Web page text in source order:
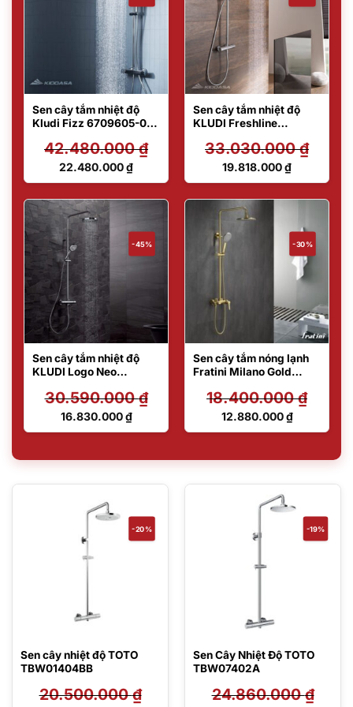
Sen cây tắm nhiệt độ
Kludi Fizz 6709605-00
42.480.000₫
Giá
42.480.000 ₫.
22.480.000₫
Giá
tại
là:
22.480.000 ₫.
Sen cây tắm nhiệt độ
KLUDI Freshline
Germany
33.030.000₫
Giá
33.030.000 ₫.
19.818.000₫
Giá
19.818.000 ₫.
-45%
Sen cây tắm nhiệt độ
KLUDI Logo Neo
30.590.000₫
Giá
16.830.000₫
Giá
-30%
Sen cây tắm nóng lạnh
Fratini Milano Gold
18.400.000₫
Giá
12.880.000₫
Giá
-20%
Sen cây nhiệt độ TOTO
TBW01404BB
20.500.000₫
-19%
Sen Cây Nhiệt Độ TOTO
TBW07402A
24.860.000₫